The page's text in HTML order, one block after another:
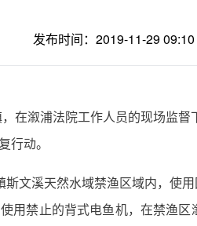
发布时间：2019-11-29 09:10
在溆浦法院工作人员的现场监
行动。
文溪天然水域禁渔区域内，使
用禁止的背式电鱼机，在禁渔